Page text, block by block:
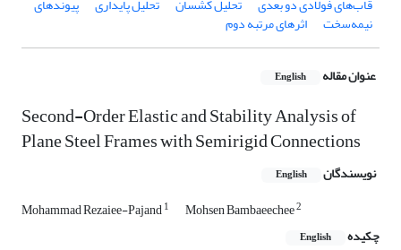
قاب‌های فولادی دو بعدی
تحلیل کشسان تحلیل پایداری پیوندهای
نیمه‌سخت اثرهای مرتبه دوم
عنوان مقاله English
Second-Order Elastic and Stability Analysis of
Plane Steel Frames with Semirigid Connections
نویسندگان English
Mohammad Rezaiee-Pajand1 Mohsen Bambaeechee2
چکیده English